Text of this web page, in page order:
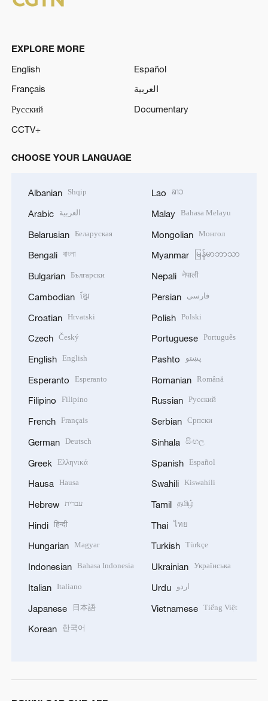
EXPLORE MORE
English
Español
Français
العربية
Русский
Documentary
CCTV+
CHOOSE YOUR LANGUAGE
Albanian Shqip
Arabic العربية
Belarusian Беларуская
Bengali বাংলা
Bulgarian Български
Cambodian ខ្មែរ
Croatian Hrvatski
Czech Český
English English
Esperanto Esperanto
Filipino Filipino
French Français
German Deutsch
Greek Ελληνικά
Hausa Hausa
Hebrew עברית
Hindi हिन्दी
Hungarian Magyar
Indonesian Bahasa Indonesia
Italian Italiano
Japanese 日本語
Korean 한국어
Lao ລາວ
Malay Bahasa Melayu
Mongolian Монгол
Myanmar မြန်မာဘာသာ
Nepali नेपाली
Persian فارسی
Polish Polski
Portuguese Português
Pashto پښتو
Romanian Română
Russian Русский
Serbian Српски
Sinhala සිංහල
Spanish Español
Swahili Kiswahili
Tamil தமிழ்
Thai ไทย
Turkish Türkçe
Ukrainian Українська
Urdu اردو
Vietnamese Tiếng Việt